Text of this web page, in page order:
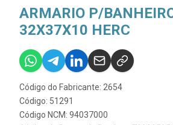
ARMARIO P/
32X37X10 HERC
Código do Fabricante: 2654
Código: 51291
Código NCM: 94037000